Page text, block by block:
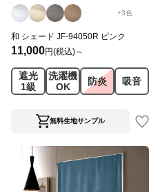
+3色
和 シェード JF-94050R ピンク
11,000円(税込)～
遮光
1級
洗濯機
OK
防炎 吸音
無料生地サンプル